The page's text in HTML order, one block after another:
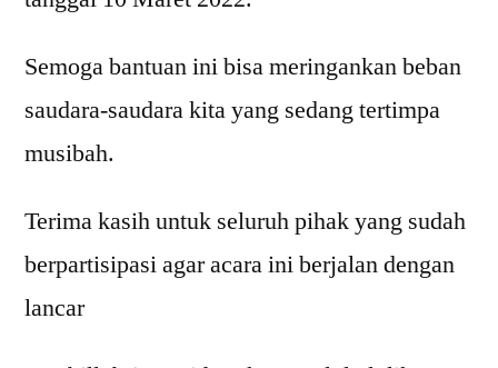
Semoga bantuan ini bisa meringankan beban
saudara-saudara kita yang sedang tertimpa
musibah.
Terima kasih untuk seluruh pihak yang sudah
berpartisipasi agar acara ini berjalan dengan
lancar